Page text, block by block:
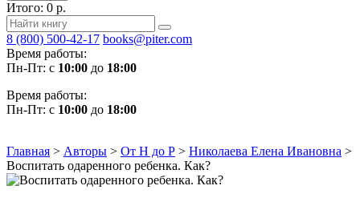
Итого: 0 р.
8 (800) 500-42-17 books@piter.com
Время работы:
Пн-Пт: с 10:00 до 18:00
Время работы:
Пн-Пт: с 10:00 до 18:00
Главная > Авторы > От Н до Р > Николаева Елена Ивановна >
Воспитать одаренного ребенка. Как?